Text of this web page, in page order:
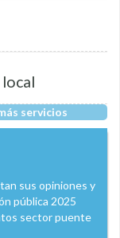
servicios
sus opiniones y
pública 2025
sector puente